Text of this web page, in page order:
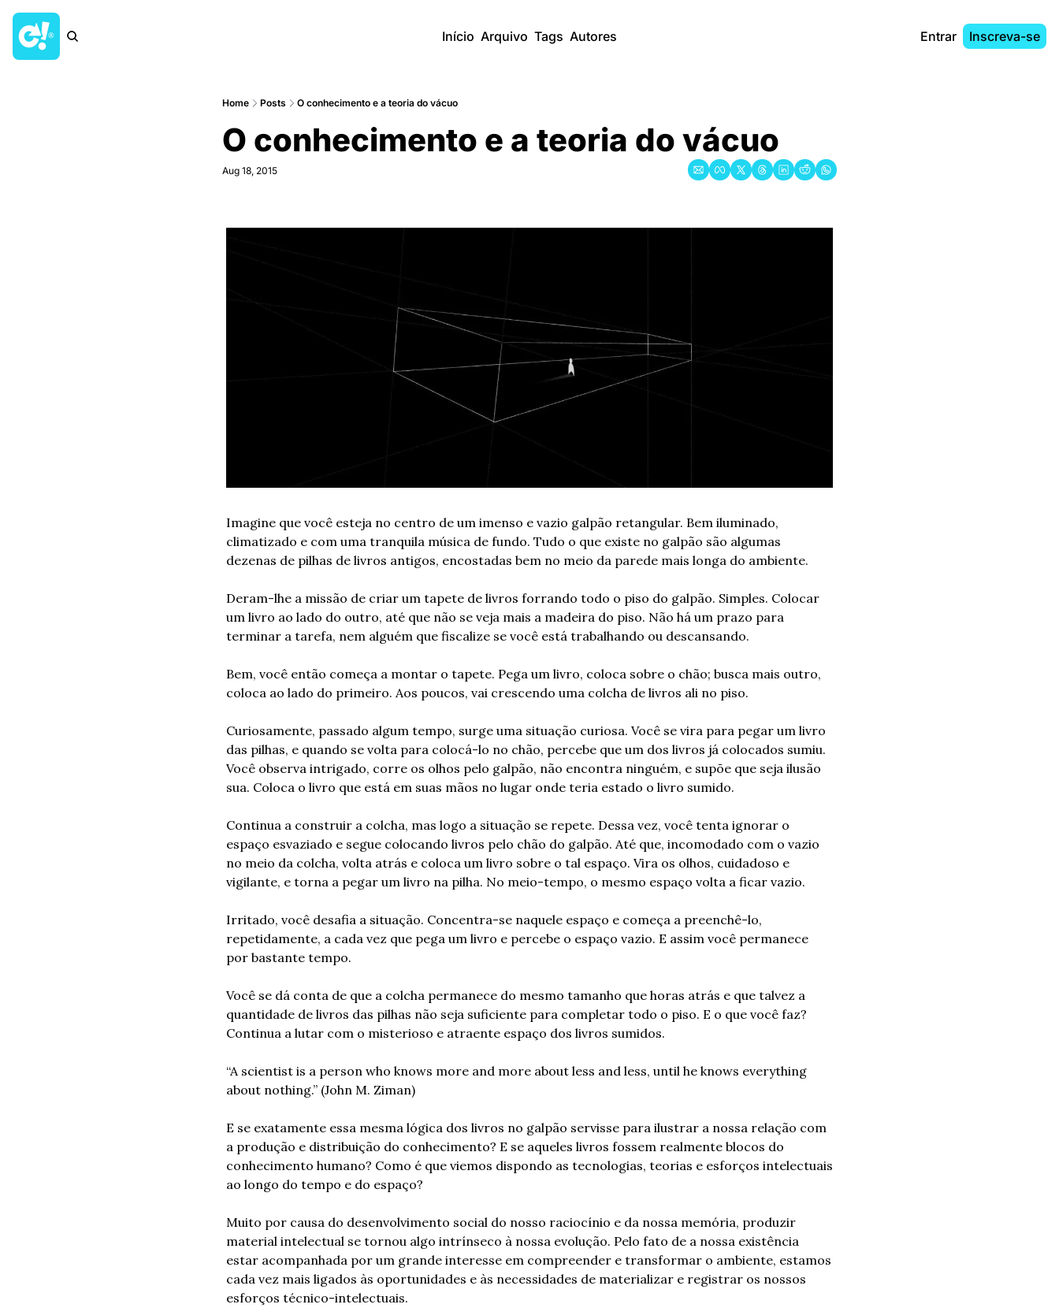
Início Arquivo Tags Autores Entrar Inscreva-se
Home Posts O conhecimento e a teoria do vácuo
O conhecimento e a teoria do vácuo
Aug 18, 2015
Imagine que você esteja no centro de um imenso e vazio galpão retangular. Bem iluminado,
climatizado e com uma tranquila música de fundo. Tudo o que existe no galpão são algumas
dezenas de pilhas de livros antigos, encostadas bem no meio da parede mais longa do ambiente.
Deram-lhe a missão de criar um tapete de livros forrando todo o piso do galpão. Simples. Colocar
um livro ao lado do outro, até que não se veja mais a madeira do piso. Não há um prazo para
terminar a tarefa, nem alguém que fiscalize se você está trabalhando ou descansando.
Bem, você então começa a montar o tapete. Pega um livro, coloca sobre o chão; busca mais outro,
coloca ao lado do primeiro. Aos poucos, vai crescendo uma colcha de livros ali no piso.
Curiosamente, passado algum tempo, surge uma situação curiosa. Você se vira para pegar um livro
das pilhas, e quando se volta para colocá-lo no chão, percebe que um dos livros já colocados sumiu.
Você observa intrigado, corre os olhos pelo galpão, não encontra ninguém, e supõe que seja ilusão
sua. Coloca o livro que está em suas mãos no lugar onde teria estado o livro sumido.
Continua a construir a colcha, mas logo a situação se repete. Dessa vez, você tenta ignorar o
espaço esvaziado e segue colocando livros pelo chão do galpão. Até que, incomodado com o vazio
no meio da colcha, volta atrás e coloca um livro sobre o tal espaço. Vira os olhos, cuidadoso e
vigilante, e torna a pegar um livro na pilha. No meio-tempo, o mesmo espaço volta a ficar vazio.
Irritado, você desafia a situação. Concentra-se naquele espaço e começa a preenchê-lo,
repetidamente, a cada vez que pega um livro e percebe o espaço vazio. E assim você permanece
por bastante tempo.
Você se dá conta de que a colcha permanece do mesmo tamanho que horas atrás e que talvez a
quantidade de livros das pilhas não seja suficiente para completar todo o piso. E o que você faz?
Continua a lutar com o misterioso e atraente espaço dos livros sumidos.
“A scientist is a person who knows more and more about less and less, until he knows everything
about nothing.” (John M. Ziman)
E se exatamente essa mesma lógica dos livros no galpão servisse para ilustrar a nossa relação com
a produção e distribuição do conhecimento? E se aqueles livros fossem realmente blocos do
conhecimento humano? Como é que viemos dispondo as tecnologias, teorias e esforços intelectuais
ao longo do tempo e do espaço?
Muito por causa do desenvolvimento social do nosso raciocínio e da nossa memória, produzir
material intelectual se tornou algo intrínseco à nossa evolução. Pelo fato de a nossa existência
estar acompanhada por um grande interesse em compreender e transformar o ambiente, estamos
cada vez mais ligados às oportunidades e às necessidades de materializar e registrar os nossos
esforços técnico-intelectuais.